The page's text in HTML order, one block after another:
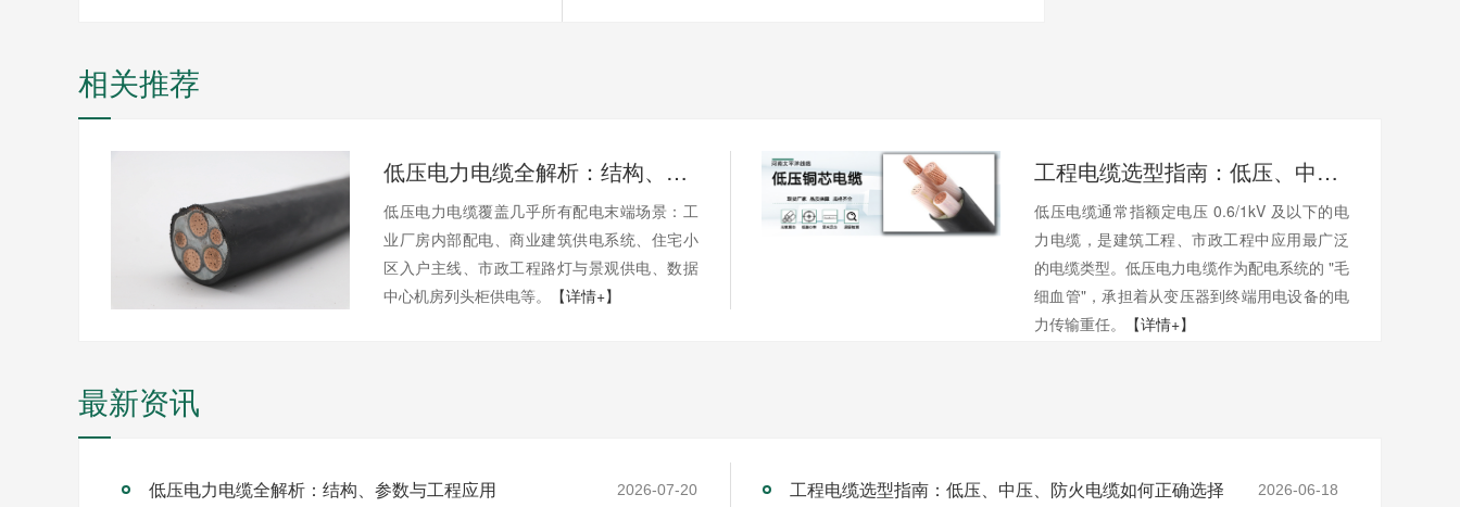
相关推荐
低压电力电缆全解析：结构、参数与工程应用
低压电力电缆覆盖几乎所有配电末端场景：工
业厂房内部配电、商业建筑供电系统、住宅小
区入户主线、市政工程路灯与景观供电、数据
中心机房列头柜供电等。
【详情+】
工程电缆选型指南：低压、中压、防火电缆如何正确选择
低压电缆通常指额定电压 0.6/1kV 及以下的电
力电缆，是建筑工程、市政工程中应用最广泛
的电缆类型。低压电力电缆作为配电系统的 "毛
细血管"，承担着从变压器到终端用电设备的电
力传输重任。
【详情+】
最新资讯
低压电力电缆全解析：结构、参数与工程应用 2026-07-20 工程电缆选型指南：低压、中压、防火电缆如何正确选择 2026-06-18